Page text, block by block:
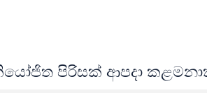
නියෝජිත පිරිසක් ආපදා